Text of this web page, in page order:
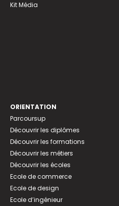
Kit Média
ORIENTATION
Parcoursup
Découvrir les diplômes
Découvrir les formations
Découvrir les métiers
Découvrir les écoles
Ecole de commerce
Ecole de design
Ecole d’ingénieur